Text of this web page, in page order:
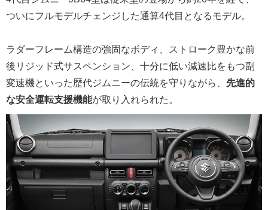
ついにフルモデルチェンジした通算4代目となるモデル。
ラダーフレーム構造の強固なボディ、ストローク豊かな前
後リジッド式サスペンション、十分に低い減速比をもつ副
変速機といった歴代ジムニーの伝統を守りながら、 先進的
な安全運転支援機能が取り入れられた。